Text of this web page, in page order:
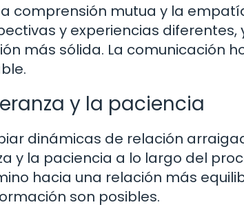
comprensión mutua y la
y experiencias
más sólida. La comunicación
y la paciencia
dinámicas de relación
y la paciencia a lo largo del
hacia una relación más
son posibles.